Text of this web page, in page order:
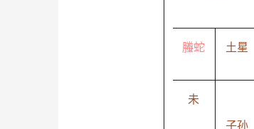
螣蛇 土星
未
子孙